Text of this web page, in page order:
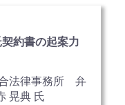
約書の起案力
合法律事務所 弁
晃典 氏